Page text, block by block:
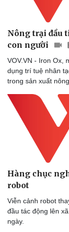
Nông trại đầu
con người
VOV.VN - Iron Ox,
dụng trí tuệ nhân
trong sản xuất
Hàng chục
robot
Viễn cảnh robot
đầu tác động lên
ngày.